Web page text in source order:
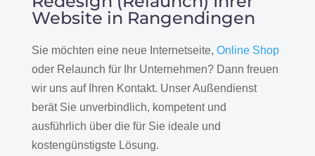
Website in Rangendingen
Sie möchten eine neue Internetseite, Online Shop
oder Relaunch für Ihr Unternehmen? Dann freuen
wir uns auf Ihren Kontakt. Unser Außendienst
berät Sie unverbindlich, kompetent und
ausführlich über die für Sie ideale und
kostengünstigste Lösung.